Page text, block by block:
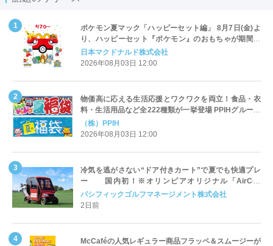
ポケモン夏マック「ハッピーセット編」 8月7日(金)よ
り、ハッピーセット『ポケモン』のおもちゃが期間限
定登場
日本マクドナルド株式会社
2026年08月03日 12:00
物価高に応える生活応援とワクワクを両立！食品・衣
料・生活用品など全222種類が一挙登場 PPIHグループ
「夏福袋」＆セール 8月6日(木)より順次スタート
（株）PPIH
2026年08月03日 12:00
冷気を逃がさない“ドア付きカート”で夏でも快適プレ
ー 国内初！※オリンピアオリジナル「AirCon
Cart（エアコンカート）」導入 | ＰＧＭ
パシフィックゴルフマネージメント株式会社
2日前
McCaféの人気レギュラー商品フラッペ＆スムージーが